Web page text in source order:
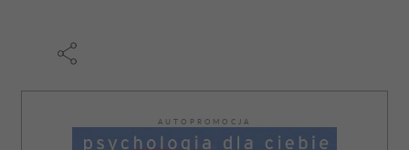
AUTOPROMOCJA